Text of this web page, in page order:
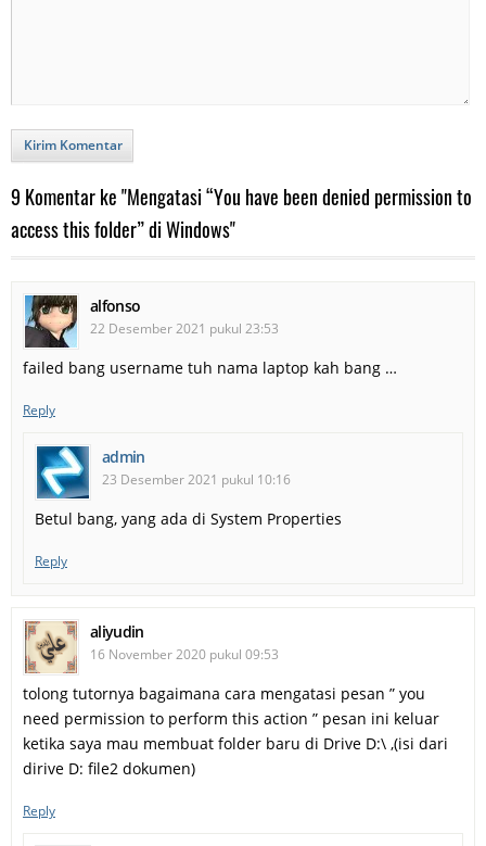
Kirim Komentar
9 Komentar ke "Mengatasi “You have been denied permission to
access this folder” di Windows"
alfonso
22 Desember 2021 pukul 23:53
failed bang username tuh nama laptop kah bang …
Reply
admin
23 Desember 2021 pukul 10:16
Betul bang, yang ada di System Properties
Reply
aliyudin
16 November 2020 pukul 09:53
tolong tutornya bagaimana cara mengatasi pesan ” you
need permission to perform this action ” pesan ini keluar
ketika saya mau membuat folder baru di Drive D:\ ,(isi dari
dirive D: file2 dokumen)
Reply